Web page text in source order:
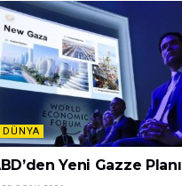
DÜNYA
Yeni Gazze Planı